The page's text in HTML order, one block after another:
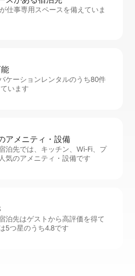
仕事専用スペースを備えていま
ケーションレンタルのうち80件
います
ア⁠メ⁠ニ⁠テ⁠ィ・設⁠備
泊先では、キッチン、Wi-Fi、プ
気のアメニティ・設備です
泊先はゲストから高評価を得て
5つ星のうち4.8です